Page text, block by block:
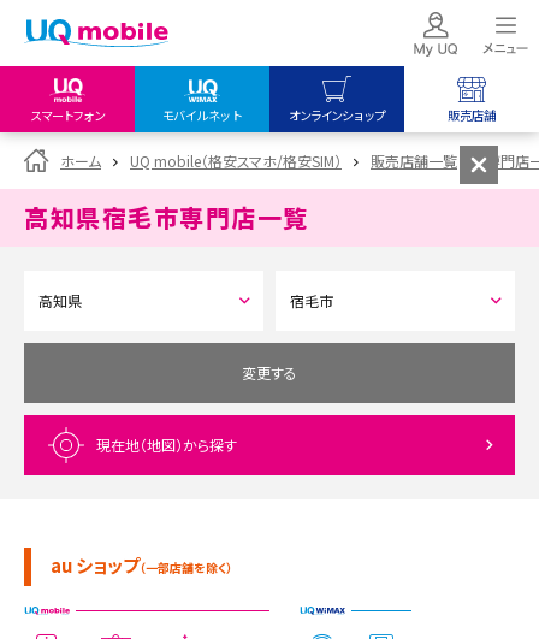
スマートフォン モバイルネット オンラインショップ 販売店舗
my UQ WiMAX
UQ WiMAX ご契約の方
My UQ mobile
データチャージサイト
UQ mobile
オンラインショップ
UQ WiMAX
UQ mobile
販売店舗
UQ WiMAX
ホーム UQ mobile（格安スマホ/格安SIM） 販売店舗一覧 専門店
高知県宿毛市専門店一覧
変更する
現在地（地図）から探す
au ショップ（一部店舗を除く）